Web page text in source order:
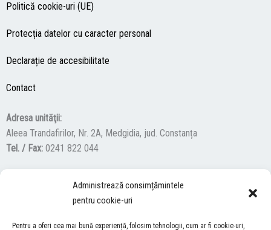
Administrează consimțămintele
pentru cookie-uri
Pentru a oferi cea mai bună experiență, folosim tehnologii, cum ar fi cookie-uri,
Politică cookie-uri (UE)
Protecția datelor cu caracter personal
Declarație de accesibilitate
Contact
Adresa unităţii:
Aleea Trandafirilor, Nr. 2A, Medgidia, jud. Constanța
Tel. / Fax: 0241 822 044
F
a
c
Y
u
I
s